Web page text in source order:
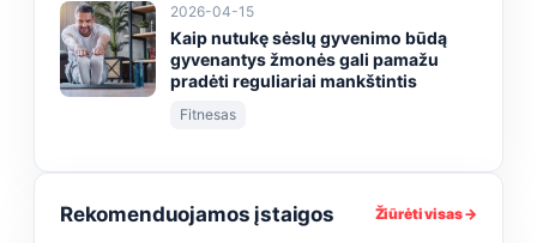
2026-04-15
Kaip nutukę sėslų gyvenimo būdą
gyvenantys žmonės gali pamažu
pradėti reguliariai mankštintis
Fitnesas
Rekomenduojamos įstaigos Žiūrėti visas →